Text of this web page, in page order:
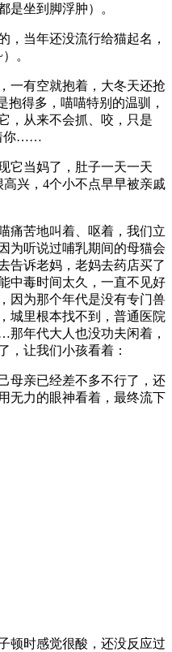
是坐到脚浮肿）。
，当年还没流行给猫起名，
。
一有空就抱着，大冬天还抢
得多，喵喵特别的温驯，
，从来不会抓、咬，只是
你……
它当妈了，肚子一天一天
兴，4个小不点早早被亲戚
痛苦地叫着、呕着，我们立
为听说过哺乳期间的母猫会
告诉老妈，老妈去药店买了
中毒时间太久，一直不见好
因为那个年代是没有专门兽
城里根本找不到，普通医院
年代大人也没功夫闲着，
，让我们小孩看着：
母亲已经差不多不行了，还
无力的眼神看着，最终流下
顿时感觉很酸，还没反应过